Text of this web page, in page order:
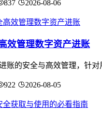
837 2026-08-06
效管理数字资产进账
账的安全与高效管理，针
922 2026-08-05